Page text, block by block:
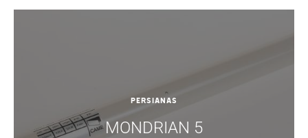
Persianas
MONDRIAN 5